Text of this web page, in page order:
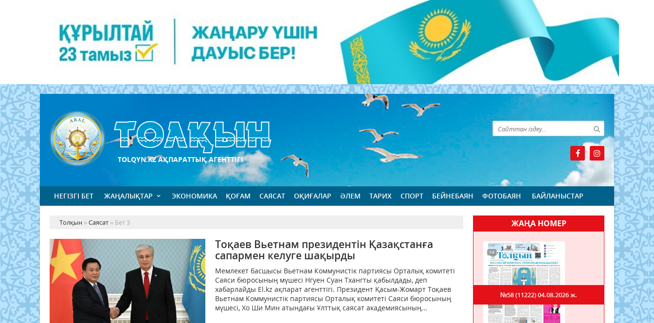
TOLQYN.KZ АҚПАРАТТЫҚ АГЕНТТІГІ
НЕГІЗГІ БЕТ ЖАҢАЛЫҚТАР ЭКОНОМИКА ҚОҒАМ САЯСАТ ОҚИҒАЛАР ӘЛЕМ ТАРИХ СПОРТ БЕЙНЕБАЯН ФОТОБАЯН БАЙЛАНЫСТАР
Толқын »Саясат » Бет 3
Тоқаев Вьетнам президентін Қазақстанға
сапармен келуге шақырды
Мемлекет басшысы Вьетнам Коммунистік партиясы Орталық комитеті
Саяси бюросының мүшесі Нгуен Суан Тхангты қабылдады, деп
хабарлайды El.kz ақпарат агенттігі. Президент Қасым-Жомарт Тоқаев
Вьетнам Коммунистік партиясы Орталық комитеті Саяси бюросының
мүшесі, Хо Ши Мин атындағы Ұлттық саясат академиясының...
ЖАҢА НОМЕР
№58 (11222)04.08.2026 ж.